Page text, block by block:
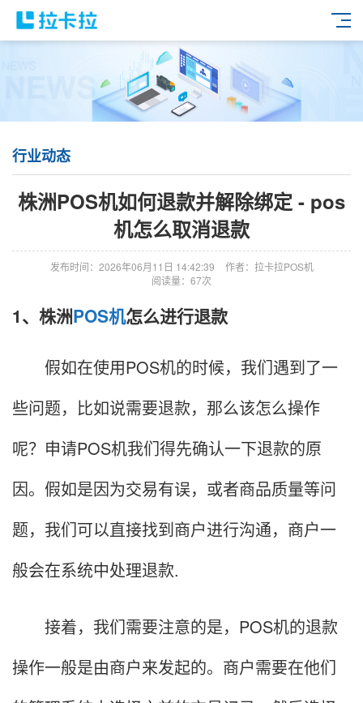
行业动态
株洲POS机如何退款并解除绑定 - pos
机怎么取消退款
发布时间：2026年06月11日 14:42:39
作者：拉卡拉POS机
阅读量：67次
1、株洲POS机怎么进行退款
假如在使用POS机的时候，我们遇到了一
些问题，比如说需要退款，那么该怎么操作
呢？申请POS机我们得先确认一下退款的原
因。假如是因为交易有误，或者商品质量等问
题，我们可以直接找到商户进行沟通，商户一
般会在系统中处理退款.
接着，我们需要注意的是，POS机的退款
操作一般是由商户来发起的。商户需要在他们